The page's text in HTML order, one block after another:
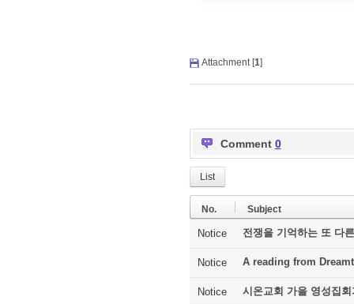
Attachment [1]
Comment 0
List
No. Subject
Notice 전쟁을 기억하는 또 다
Notice A reading from
Notice 시온교회 가을 영성집